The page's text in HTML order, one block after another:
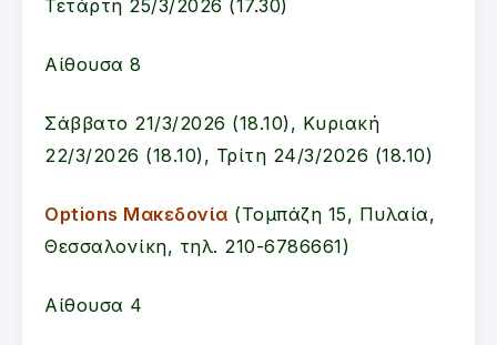
Τετάρτη 25/3/2026 (17.30)
Αίθουσα 8
Σάββατο 21/3/2026 (18.10), Κυριακή
22/3/2026 (18.10), Τρίτη 24/3/2026 (18.10)
Options Μακεδονία (Τομπάζη 15, Πυλαία,
Θεσσαλονίκη, τηλ. 210-6786661)
Αίθουσα 4